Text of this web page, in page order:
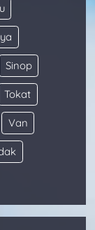
Sinop
Tokat
Van